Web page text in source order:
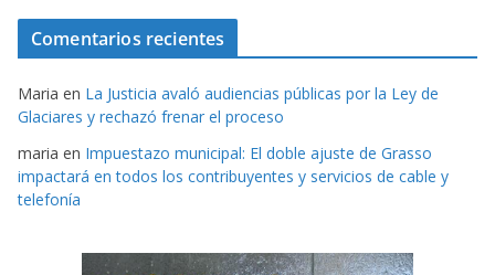
Comentarios recientes
Maria en La Justicia avaló audiencias públicas por la Ley de
Glaciares y rechazó frenar el proceso
maria en Impuestazo municipal: El doble ajuste de Grasso
impactará en todos los contribuyentes y servicios de cable y
telefonía